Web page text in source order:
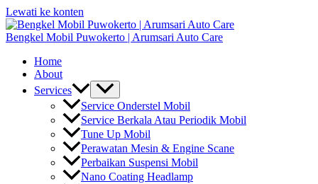
Lewati ke konten
Bengkel Mobil Puwokerto | Arumsari Auto Care
Home
About
Services
Service Onderstel Mobil
Service Berkala Atau Periodik Mobil
Tune Up Mobil
Perawatan Mesin & Engine Scane
Perbaikan Suspensi Mobil
Nano Coating Headlamp